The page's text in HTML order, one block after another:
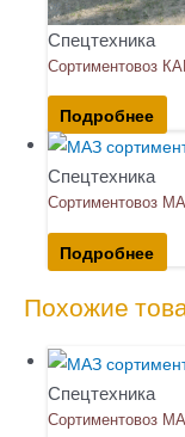
Спецтехника
Сортиментовоз
Подробнее
Спецтехника
Сортиментовоз
Подробнее
Похожие
Спецтехника
Сортиментовоз